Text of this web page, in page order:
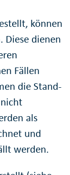
können
Diese dienen
Fällen
die Stand-
als
und
werden.